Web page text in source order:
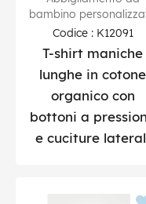
bambino
Codice : K12091
T-shirt maniche
lunghe in cotone
organico con
bottoni a
e cuciture